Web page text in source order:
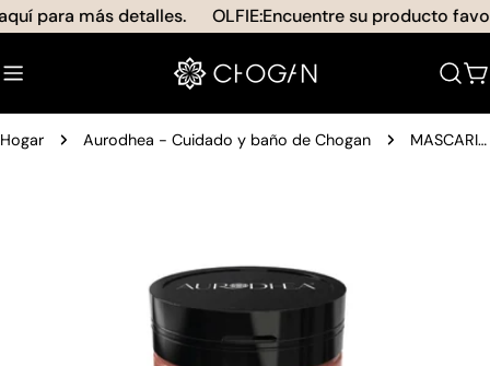
saltar
contenido
para más detalles. OLFIE:Encuentre su producto
Hogar Aurodhea - Cuidado y baño de Chogan MASCARILLA DESENREDANTE CON ACEITE DE ARGÁN